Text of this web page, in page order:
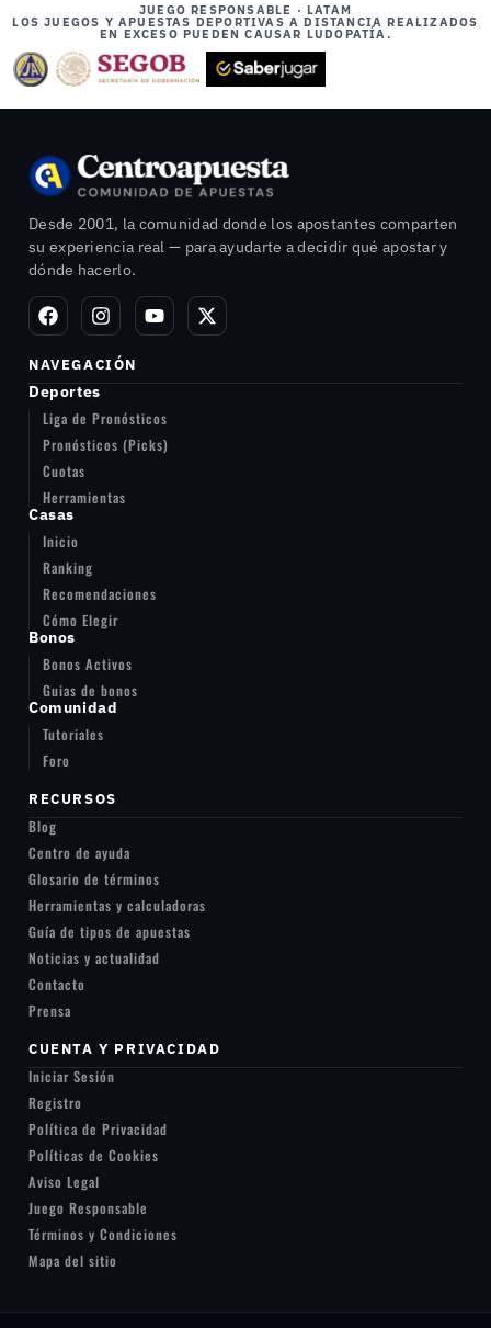
JUEGO RESPONSABLE · LATAM
LOS JUEGOS Y APUESTAS DEPORTIVAS A DISTANCIA REALIZADOS
EN EXCESO PUEDEN CAUSAR LUDOPATÍA.
Desde 2001, la comunidad donde los apostantes comparten
su experiencia real — para ayudarte a decidir qué apostar y
dónde hacerlo.
NAVEGACIÓN
Deportes
Liga de Pronósticos
Pronósticos (Picks)
Cuotas
Herramientas
Casas
Inicio
Ranking
Recomendaciones
Cómo Elegir
Bonos
Bonos Activos
Guias de bonos
Comunidad
Tutoriales
Foro
RECURSOS
Blog
Centro de ayuda
Glosario de términos
Herramientas y calculadoras
Guía de tipos de apuestas
Noticias y actualidad
Contacto
Prensa
CUENTA Y PRIVACIDAD
Iniciar Sesión
Registro
Política de Privacidad
Políticas de Cookies
Aviso Legal
Juego Responsable
Términos y Condiciones
Mapa del sitio